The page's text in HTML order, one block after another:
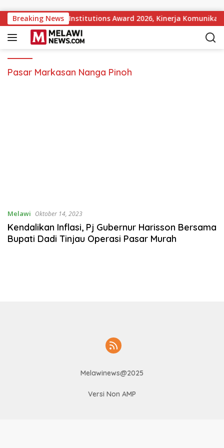
Breaking News
Government Institutions Award 2026, Kinerja Komunikasi
Pasar Markasan Nanga Pinoh
Melawi Oktober 14, 2023
Kendalikan Inflasi, Pj Gubernur Harisson Bersama
Bupati Dadi Tinjau Operasi Pasar Murah
Melawinews@2025
Versi Non AMP